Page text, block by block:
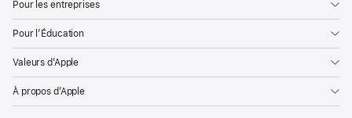
Pour les entreprises
Pour l’Éducation
Valeurs d’Apple
À propos d’Apple